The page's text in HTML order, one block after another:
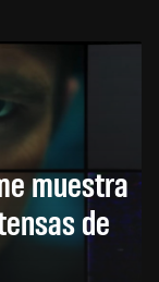
muestra
de